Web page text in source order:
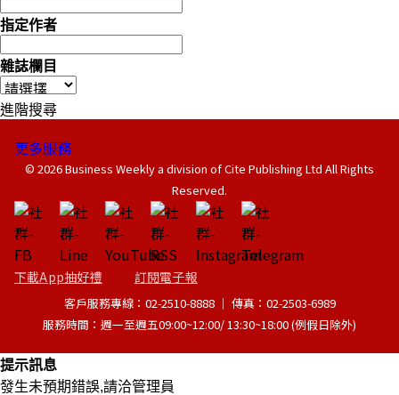
指定作者
雜誌欄目
進階搜尋
更多服務
© 2026 Business Weekly a division of Cite Publishing Ltd All Rights
Reserved.
下載App抽好禮 訂閱電子報
客戶服務專線：02-2510-8888 │ 傳真：02-2503-6989
服務時間：週一至週五09:00~12:00/ 13:30~18:00 (例假日除外)
提示訊息
發生未預期錯誤,請洽管理員